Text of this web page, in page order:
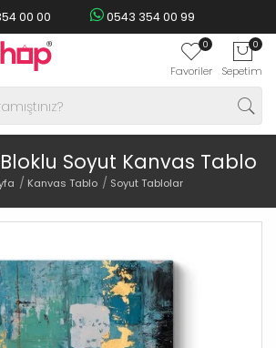
00 00 0543 354 00 99
0
Favoriler
0
Sepetim
Soyut Kanvas Tablo
Kanvas Tablo Soyut Tablolar